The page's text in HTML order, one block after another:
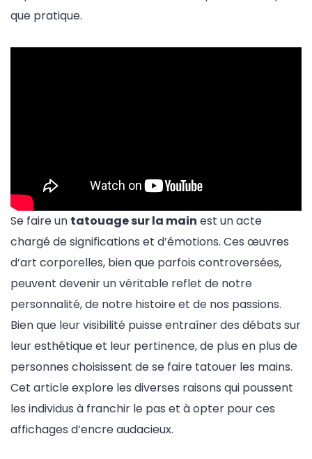
que pratique.
Se faire un tatouage sur la main est un acte
chargé de significations et d’émotions. Ces œuvres
d’art corporelles, bien que parfois controversées,
peuvent devenir un véritable reflet de notre
personnalité, de notre histoire et de nos passions.
Bien que leur visibilité puisse entraîner des débats sur
leur esthétique et leur pertinence, de plus en plus de
personnes choisissent de se faire tatouer les mains.
Cet article explore les diverses raisons qui poussent
les individus à franchir le pas et à opter pour ces
affichages d’encre audacieux.